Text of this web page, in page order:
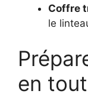
Coffre
le
en